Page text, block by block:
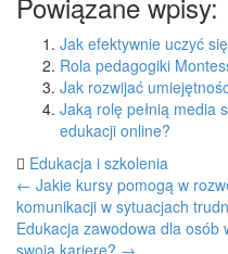
Jak efektywnie uczyć
Rola pedagogiki
Jak rozwijać
Jaką rolę pełnią media
edukacji online?
Edukacja i szkolenia
Post
navigation
← Jakie kursy pomogą w
komunikacji w sytuacjach
Edukacja zawodowa dla osób